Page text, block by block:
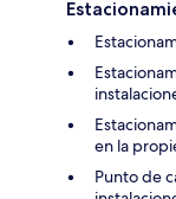
en la
Punto de